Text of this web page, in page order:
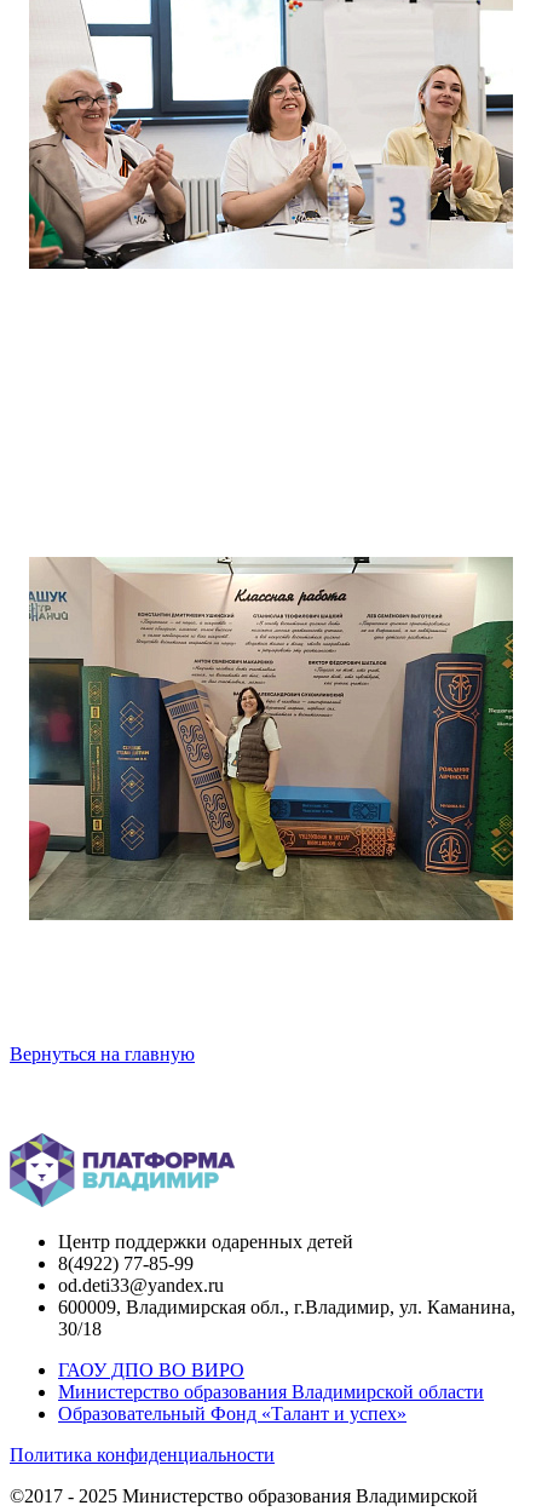
Вернуться на главную
Центр поддержки одаренных детей
8(4922) 77-85-99
od.deti33@yandex.ru
600009, Владимирская обл., г.Владимир, ул. Каманина,
30/18
ГАОУ ДПО ВО ВИРО
Министерство образования Владимирской области
Образовательный Фонд «Талант и успех»
Политика конфиденциальности
©2017 - 2025 Министерство образования Владимирской